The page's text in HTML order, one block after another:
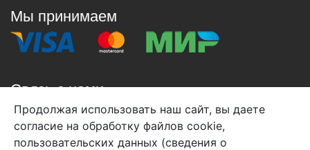
Мы принимаем
Связь с нами
+7 (495) 933-38-08
info@arben-textile.ru- оптовые продажи
Продолжая использовать наш сайт, вы даете
согласие на обработку файлов cookie,
пользовательских данных (сведения о